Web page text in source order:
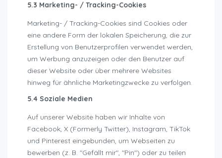
5.3 Marketing- / Tracking-Cookies
Marketing- / Tracking-Cookies sind Cookies oder
eine andere Form der lokalen Speicherung, die zur
Erstellung von Benutzerprofilen verwendet werden,
um Werbung anzuzeigen oder den Benutzer auf
dieser Website oder über mehrere Websites
hinweg für ähnliche Marketingzwecke zu verfolgen.
5.4 Soziale Medien
Auf unserer Website haben wir Inhalte von
Facebook, X (Formerly Twitter), Instagram, TikTok
und Pinterest eingebunden, um Webseiten zu
bewerben (z. B. "Gefällt mir", "Pin") oder zu teilen